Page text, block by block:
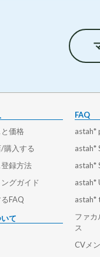
価格
購入する
録方法
グガイド
FAQ
て
FAQ
astah*
astah*
astah*
astah*
astah*
ファカ
ス
CVメ